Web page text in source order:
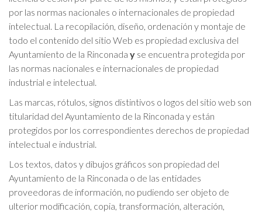
por las normas nacionales o internacionales de propiedad
intelectual. La recopilación, diseño, ordenación y montaje de
todo el contenido del sitio Web es propiedad exclusiva del
Ayuntamiento de la Rinconada y se encuentra protegida por
las normas nacionales e internacionales de propiedad
industrial e intelectual.
Las marcas, rótulos, signos distintivos o logos del sitio web son
titularidad del Ayuntamiento de la Rinconada y están
protegidos por los correspondientes derechos de propiedad
intelectual e industrial.
Los textos, datos y dibujos gráficos son propiedad del
Ayuntamiento de la Rinconada o de las entidades
proveedoras de información, no pudiendo ser objeto de
ulterior modificación, copia, transformación, alteración,